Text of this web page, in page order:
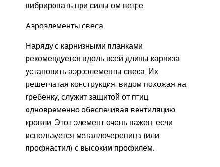
вибрировать при сильном ветре.
Аэроэлементы свеса
Наряду с карнизными планками
рекомендуется вдоль всей длины карниза
установить аэроэлементы свеса. Их
решетчатая конструкция, видом похожая на
гребенку, служит защитой от птиц,
одновременно обеспечивая вентиляцию
кровли. Этот элемент очень важен, если
используется металлочерепица (или
профнастил) с высоким профилем.